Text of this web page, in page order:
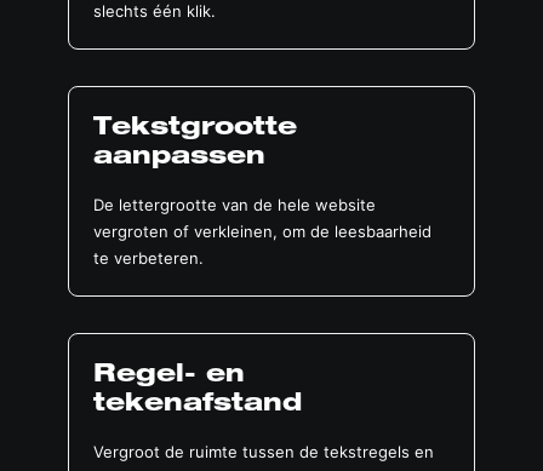
slechts één klik.
Tekstgrootte
aanpassen
De lettergrootte van de hele website
vergroten of verkleinen, om de leesbaarheid
te verbeteren.
Regel- en
tekenafstand
Vergroot de ruimte tussen de tekstregels en